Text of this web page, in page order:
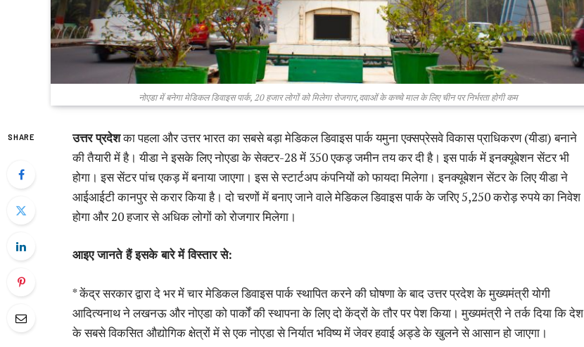
नोएडा में बनेगा मेडिकल डिवाइस पार्क, 20 हजार लोगों को मिलेगा रोजगार,दवाओं के कच्चे माल के लिए चीन पर निर्भरता होगी कम
SHARE उत्तर प्रदेशका पहला और उत्तर भारत का सबसे बड़ा मेडिकल डिवाइस पार्क यमुना एक्सप्रेसवे विकास प्राधिकरण (यीडा) बनाने
की तैयारी में है। यीडा ने इसके लिए नोएडा के सेक्टर-28 में 350 एकड़ जमीन तय कर दी है। इस पार्क में इनक्यूबेशन सेंटर भी
होगा। इस सेंटर पांच एकड़ में बनाया जाएगा। इस से स्टार्टअप कंपनियों को फायदा मिलेगा। इनक्यूबेशन सेंटर के लिए यीडा ने
आईआईटी कानपुर से करार किया है। दो चरणों में बनाए जाने वाले मेडिकल डिवाइस पार्क के जरिए 5,250 करोड़ रुपये का निवेश
होगा और 20 हजार से अधिक लोगों को रोजगार मिलेगा।
आइए जानते हैं इसके बारे में विस्तार से:
* केंद्र सरकार द्वारा दे भर में चार मेडिकल डिवाइस पार्क स्थापित करने की घोषणा के बाद उत्तर प्रदेश के मुख्यमंत्री योगी
आदित्यनाथ ने लखनऊ और नोएडा को पार्कों की स्थापना के लिए दो केंद्रों के तौर पर पेश किया। मुख्यमंत्री ने तर्क दिया कि देश
के सबसे विकसित औद्योगिक क्षेत्रों में से एक नोएडा से निर्यात भविष्य में जेवर हवाई अड्डे के खुलने से आसान हो जाएगा।